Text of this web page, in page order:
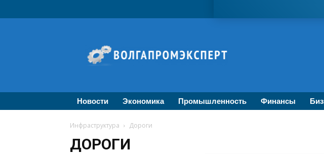
—
Новости
бизнеса
Новости Экономика Промышленность Финансы
Инфраструктура Дороги
ДОРОГИ